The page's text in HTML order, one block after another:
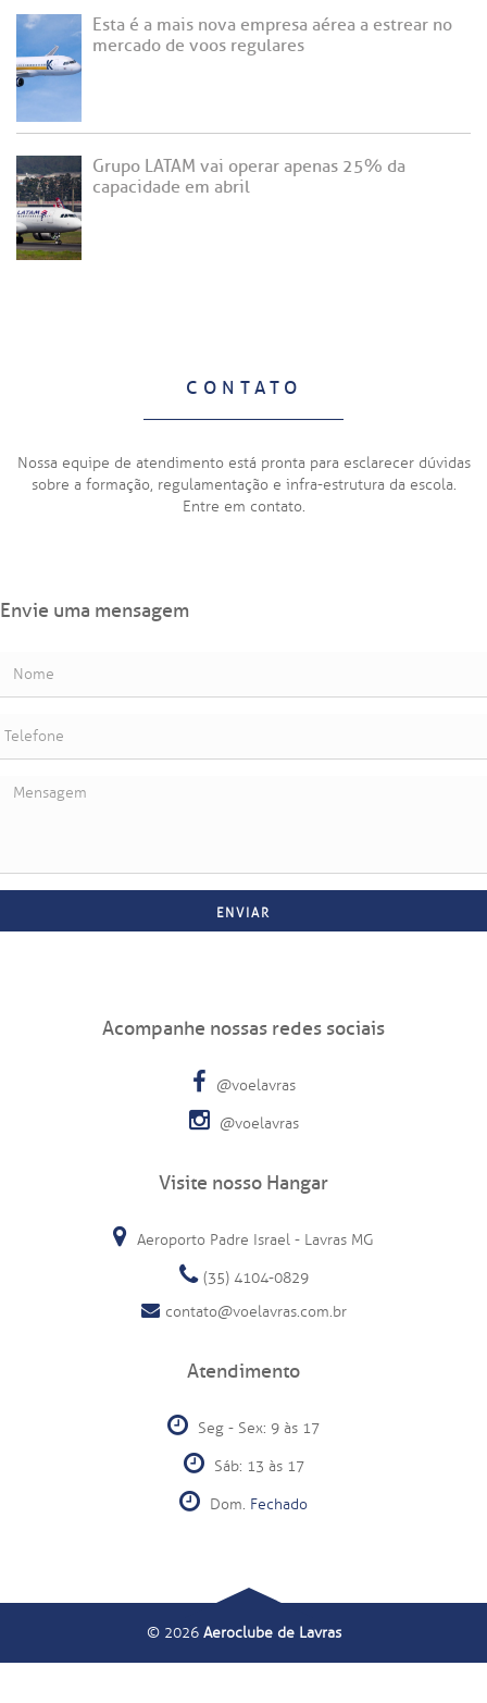
Esta é a mais nova empresa aérea a estrear no
mercado de voos regulares
Grupo LATAM vai operar apenas 25% da
capacidade em abril
CONTATO
Nossa equipe de atendimento está pronta para esclarecer dúvidas
sobre a formação, regulamentação e infra-estrutura da escola.
Entre em contato.
Envie uma mensagem
ENVIAR
Acompanhe nossas redes sociais
@voelavras
@voelavras
Visite nosso Hangar
Aeroporto Padre Israel - Lavras MG
(35) 4104-0829
contato@voelavras.com.br
Atendimento
Seg - Sex: 9 às 17
Sáb: 13 às 17
Dom. Fechado
© 2026 Aeroclube de Lavras